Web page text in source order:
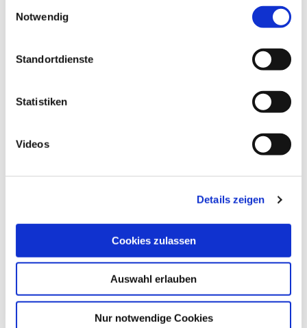
Notwendig
Standortdienste
Statistiken
Videos
Details zeigen
Cookies zulassen
Auswahl erlauben
Nur notwendige Cookies
Ausfluss oder Blutungen aus dem After auf.
Üblicherweise beginnen die Beschwerden 2
Wochen nach der Einnahme. In wenigen Fällen
sind Patient*innen auch schon nach wenigen
einnehmen
schützen, ist Metamizol nur auf ärztliches Rezept
erhältlich. Auch wenn nach der Anwendung
noch ein Rest in der Packung übrig ist, sollten
Patient*innen diesen beim nächsten
Schmerzmittelbedarf nicht auf eigene Faust
einnehmen oder an ihr Umfeld weitergeben.
Denn eine Agranulozytose kann auch nach